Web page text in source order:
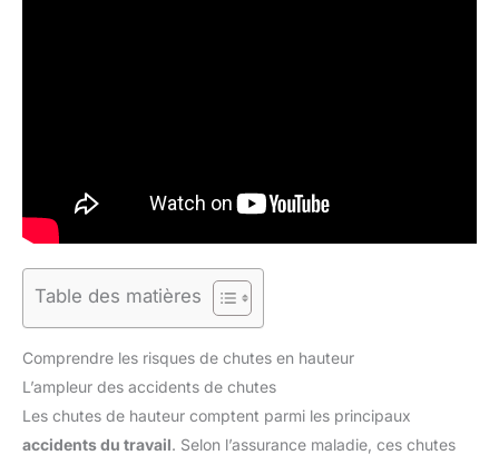
Table des matières
Comprendre les risques de chutes en hauteur
L’ampleur des accidents de chutes
Les chutes de hauteur comptent parmi les principaux
accidents du travail. Selon l’assurance maladie, ces chutes